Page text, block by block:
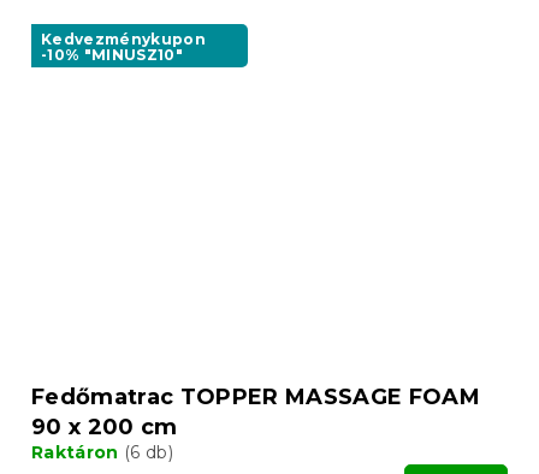
Kedvezménykupon
-10% "MINUSZ10"
Fedőmatrac TOPPER MASSAGE FOAM
90 x 200 cm
Raktáron (6 db)